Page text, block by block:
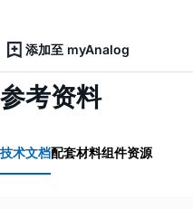
添加至 myAnalog
参考资料
技术文档配套材料组件资源